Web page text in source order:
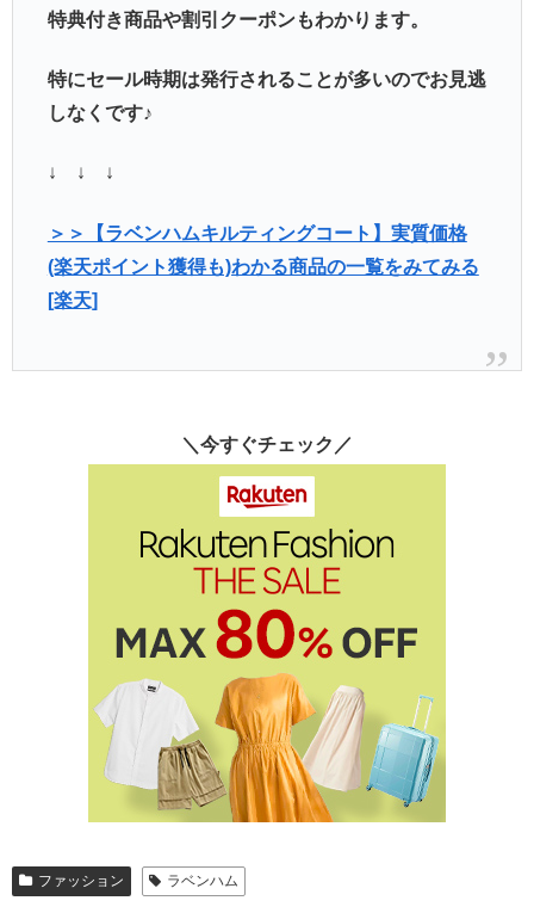
特典付き商品や割引クーポンもわかります。
特にセール時期は発行されることが多いのでお見逃
しなくです♪
↓ ↓ ↓
＞＞【ラベンハムキルティングコート】実質価格
(楽天ポイント獲得も)わかる商品の一覧をみてみる
[楽天]
＼今すぐチェック／
ファッション ラベンハム